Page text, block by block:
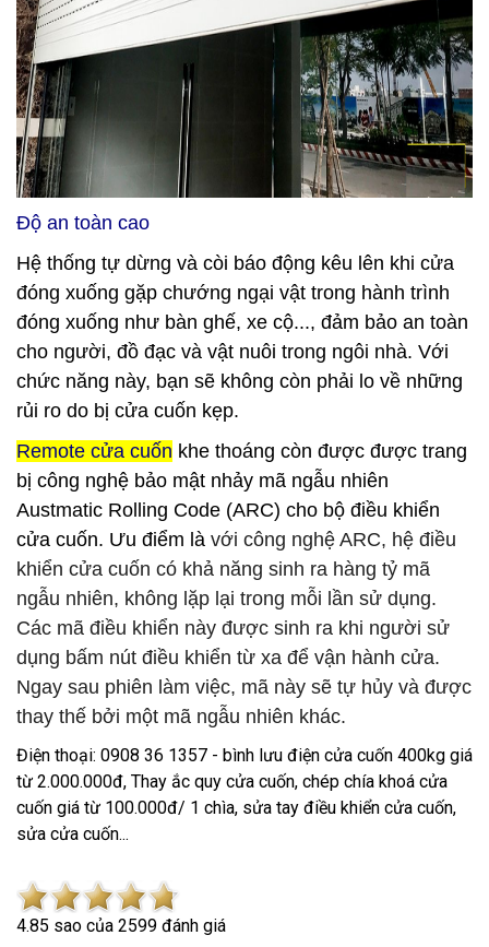
Độ an toàn cao
Hệ thống tự dừng và còi báo động kêu lên khi cửa
đóng xuống gặp chướng ngại vật trong hành trình
đóng xuống như bàn ghế, xe cộ..., đảm bảo an toàn
cho người, đồ đạc và vật nuôi trong ngôi nhà. Với
chức năng này, bạn sẽ không còn phải lo về những
rủi ro do bị cửa cuốn kẹp.
Remote cửa cuốn khe thoáng còn được được trang
bị công nghệ bảo mật nhảy mã ngẫu nhiên
Austmatic Rolling Code (ARC) cho bộ điều khiển
cửa cuốn. Ưu điểm là với công nghệ ARC, hệ điều
khiển cửa cuốn có khả năng sinh ra hàng tỷ mã
ngẫu nhiên, không lặp lại trong mỗi lần sử dụng.
Các mã điều khiển này được sinh ra khi người sử
dụng bấm nút điều khiển từ xa để vận hành cửa.
Ngay sau phiên làm việc, mã này sẽ tự hủy và được
thay thế bởi một mã ngẫu nhiên khác.
Điện thoại: 0908 36 1357 - bình lưu điện cửa cuốn 400kg giá
từ 2.000.000đ, Thay ắc quy cửa cuốn, chép chía khoá cửa
cuốn giá từ 100.000đ/ 1 chìa, sửa tay điều khiển cửa cuốn,
sửa cửa cuốn...
4.85 sao của 2599 đánh giá